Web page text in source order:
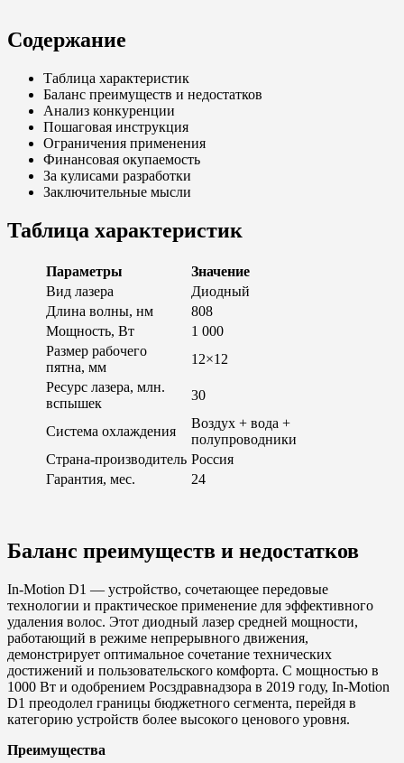
Содержание
Таблица характеристик
Баланс преимуществ и недостатков
Анализ конкуренции
Пошаговая инструкция
Ограничения применения
Финансовая окупаемость
За кулисами разработки
Заключительные мысли
Таблица характеристик
Параметры
Значение
Вид лазера
Диодный
Длина волны, нм
808
Мощность, Вт
1 000
Размер рабочего
пятна, мм
12×12
Ресурс лазера, млн.
вспышек
30
Система охлаждения
Воздух + вода +
полупроводники
Страна-производитель Россия
Гарантия, мес.
24
Баланс преимуществ и недостатков
In-Motion D1 — устройство, сочетающее передовые
технологии и практическое применение для эффективного
удаления волос. Этот диодный лазер средней мощности,
работающий в режиме непрерывного движения,
демонстрирует оптимальное сочетание технических
достижений и пользовательского комфорта. С мощностью в
1000 Вт и одобрением Росздравнадзора в 2019 году, In-Motion
D1 преодолел границы бюджетного сегмента, перейдя в
категорию устройств более высокого ценового уровня.
Преимущества